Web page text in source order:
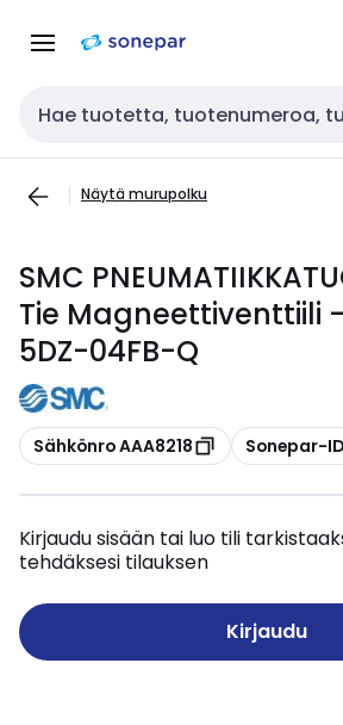
navigointiinsisältöön
Haku
Näytä murupolku
SMC
Tie Magneettiventtiili
5DZ-04FB-Q
Kopioi
Sähkönro AAA8218 Kopioi
Sonepar-
Kirjaudu sisään tai luo tili
tehdäksesi tilauksen
Kirjaudu